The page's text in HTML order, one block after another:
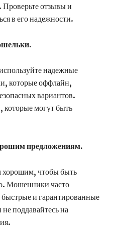
отзывы и
в его надежности.
надежные
которые оффлайн,
вариантов.
которые могут быть
предложениям.
хорошим, чтобы быть
Мошенники часто
и гарантированные
поддавайтесь на